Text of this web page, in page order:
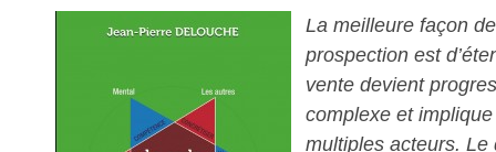
La meilleure façon
prospection est
vente devient
complexe et
multiples acteurs. Le